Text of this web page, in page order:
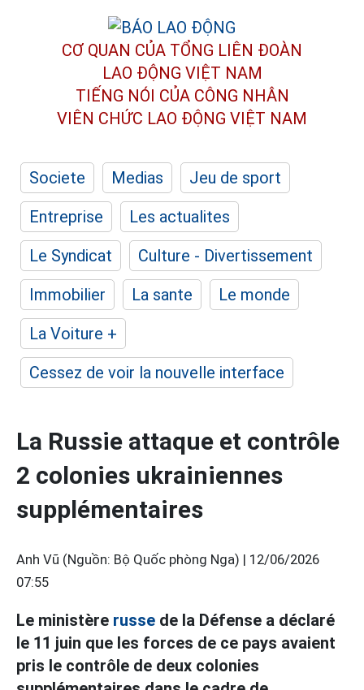
CƠ QUAN CỦA TỔNG LIÊN ĐOÀN
LAO ĐỘNG VIỆT NAM
TIẾNG NÓI CỦA CÔNG NHÂN
VIÊN CHỨC LAO ĐỘNG VIỆT NAM
Societe Medias
Jeu de sport
Entreprise
Les actualites
Le Syndicat
Culture - Divertissement
Immobilier
La sante
Le monde
La Voiture +
Cessez de voir la nouvelle interface
La Russie attaque et contrôle
2 colonies ukrainiennes
supplémentaires
Anh Vũ (Nguồn: Bộ Quốc phòng Nga) | 12/06/2026
07:55
Le ministère russe de la Défense a déclaré
le 11 juin que les forces de ce pays avaient
pris le contrôle de deux colonies